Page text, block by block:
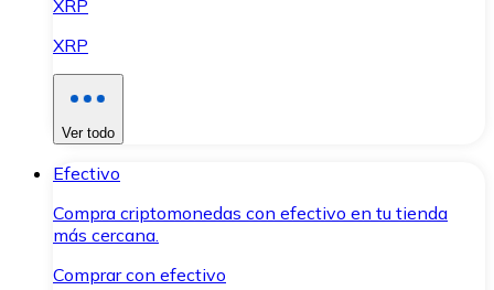
XRP
XRP
Ver todo
Efectivo
Compra criptomonedas con efectivo en tu tienda
más cercana.
Comprar con efectivo